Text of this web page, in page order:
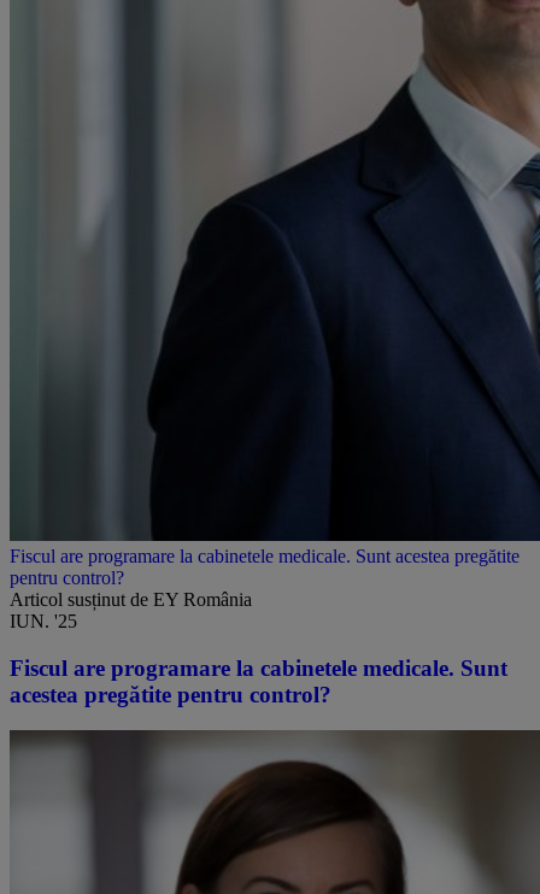
Fiscul are programare la cabinetele medicale. Sunt acestea pregătite
pentru control?
Articol susținut de EY România
IUN. '25
Fiscul are programare la cabinetele medicale. Sunt
acestea pregătite pentru control?